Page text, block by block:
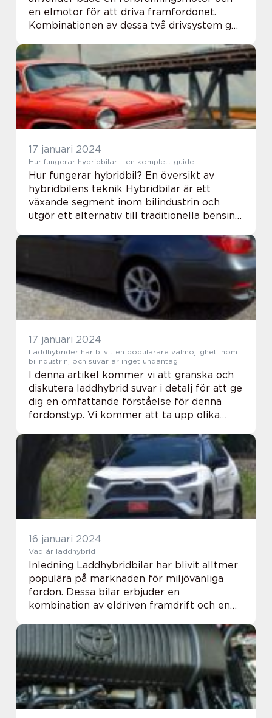
en elmotor för att driva framfordonet.
Kombinationen av dessa två drivsystem gör
ger lägre utsläpp jämfört med traditionella
bilar...
17 januari 2024
Hur fungerar hybridbilar – en komplett guide
Hur fungerar hybridbil? En översikt av
hybridbilens teknik Hybridbilar är ett
växande segment inom bilindustrin och
utgör ett alternativ till traditionella bensin-
egentligen hybridbilar och varför är de så
17 januari 2024
Laddhybrider har blivit en populärare valmöjlighet inom
bilindustrin, och suvar är inget undantag
I denna artikel kommer vi att granska och
diskutera laddhybrid suvar i detalj för att ge
dig en omfattande förståelse för denna
fordonstyp. Vi kommer att ta upp olika
laddhybrid suvar, olika typer och deras po...
16 januari 2024
Vad är laddhybrid
Inledning Laddhybridbilar har blivit alltmer
populära på marknaden för miljövänliga
fordon. Dessa bilar erbjuder en
kombination av eldriven framdrift och en
eller diesel. Konceptet bakom laddhybrider
är att kombi...